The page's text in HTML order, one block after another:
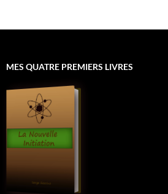
MES QUATRE PREMIERS LIVRES